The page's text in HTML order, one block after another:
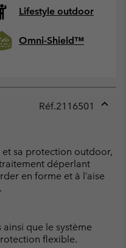
Lifestyle outdoor
Omni-Shield™
Réf.2116501
sa protection outdoor,
déperlant
en forme et à l’aise
que le système
flexible.